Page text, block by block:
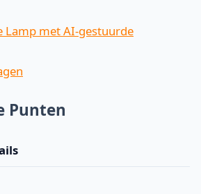
Lamp met AI-gestuurde
Punten